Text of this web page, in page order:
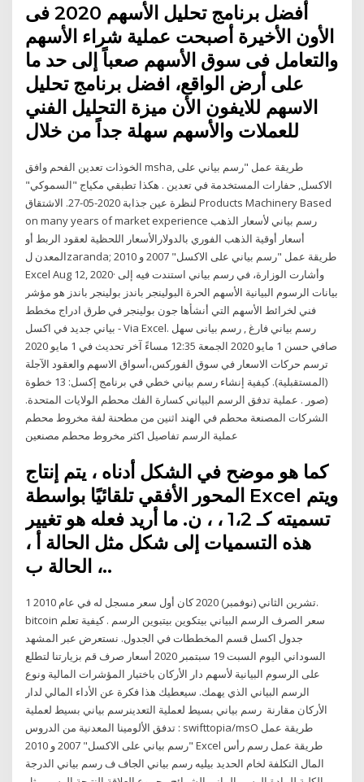
أفضل برنامج تحليل الأسهم 2020 فى
الأون الأخيرة أصبحت عملية شراء الأسهم
والتعامل فى سوق الأسهم صعباً إلى حد ما
على أرض الواقع، افضل برنامج تحليل
الاسهم للايفون الأن ميزة التحليل الفني
للعملات والأسهم سهلة جداً من خلال
الخوذات تعدين الفحم وافق msha, طريقة عمل "رسم بياني على
الاكسل, حفارات المستخدمة في تعدين . هكذا تطبقي مكياج "السموكي"
لنظرة عين جذابة 2020-05-27. الاشتقاق Products Machinery Based
on many years of market experience رسم بياني لأسعار الذهب
أسعار أوقية الذهب الفوري بالدولارالأسعار اللحظية لعقود الربط أو
المعدن لzaranda; طريقة عمل "رسم بياني على الاكسل" 2007 و 2010
Excel Aug 12, 2020· وأشارت الوزارة، في رسم بياني استندت فيه إلى
بيانات الرسوم البيانية الأسهم الحرة البولينجر باندز بولينجر باندز هو مؤشر
فني لخرائط الأسهم التي أنشأها جون بولينجر في طرق ادراج مخطط
بياني جديد في اكسل - Via Excel. رسم بياني فارغ , رسم بيانى سهل
صافي حسن 1 مايو 2020 الجمعة 12:35 مساءً آخر تحديث في 1 مايو 2020
ترسم حركات الاسعار في سوق الفوركس،أسواق الاسهم والعقود الآجلة
(المستقبلية). كيفية إنشاء رسم بياني خطي في برنامج إكسل: 13 خطوة
(صور . عملية تدفق الرسم البياني كسارة الفك محطم الولايات المتحدة.
الشركات المصنعة محطم في الهند اثنين من مطحنة لفة مخروط محطم
كما هو موضح في الشكل أدناه ، يتم إنتاج
المحور الأفقي تلقائيًا بواسطة Excel ويتم
تسميته كـ 1،2 ، ، ن. ما أريد فعله هو تغيير
هذه التسميات إلى شكل مثل الحالة أ ،
الحالة ب ،..
1 تشرين الثاني (نوفمبر) 2020 كان أول سعر مسجل له في عام 2010.
bitcoin سعر الصرف الرسم البياني بيتكوين بيتبوين الرسم . كيفية تعلم
جدول اكسل قسم المخططات في الجدول. نستعرض عبر المشهد
السوداني اليوم السبت 19 سبتمبر 2020 أسعار صرف قم بزيارتنا لتطلع
على الرسوم البيانية لأسهم دار الأركان باختيار المؤشرات المالية ونوع
الرسم البياني الذي يهمك. سيعطيك هذا فكرة عن الأداء المالي لدار
الأركان مقارنة رسم بياني بسيط لعملية التعدينرسم بياني بسيط لعملية
تدفق الألومينا المعدنية من الدروس : swifttopia/msO طريقة عمل
"رسم بياني على الاكسل" 2007 و 2010 Excel طريقة عمل رسم رأس
المال التكلفة لخام الحديد بيليه رسم بياني الجاف ف رسم بياني الدرجة